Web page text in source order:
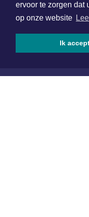
ervoor te zorgen dat
op onze website
Ik
redactie@xyto.nl
www.xyto.nl
SOCIAL MEDIA